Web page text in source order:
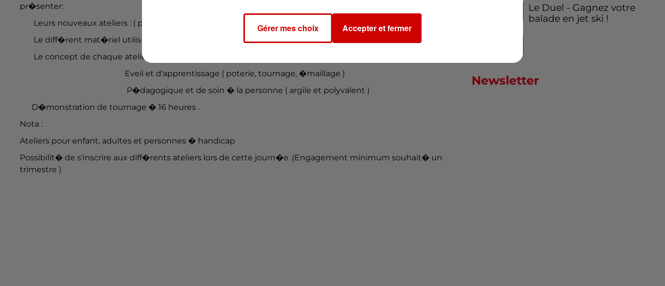
pr�senter:
Leurs nouveaux ateliers : ( poterie, tournage et d'expression cr�atrice polyvalent et argile )
Le diff�rent mat�riel utilis� ( Four c�ramique 100 l, 3 tours )
Le concept de chaque atelier :
Eveil et d'apprentissage ( poterie, tournage, �maillage )
P�dagogique et de soin � la personne ( argile et polyvalent )
D�monstration de tournage � 16 heures .
Nota :
Ateliers pour enfant, adultes et personnes � handicap
Possibilit� de s'inscrire aux diff�rents ateliers lors de cette journ�e .(Engagement minimum souhait� un
trimestre )
Le Duel - Gagnez votre
balade en jet ski !
Newsletter
Gérer mes choix Accepter et fermer